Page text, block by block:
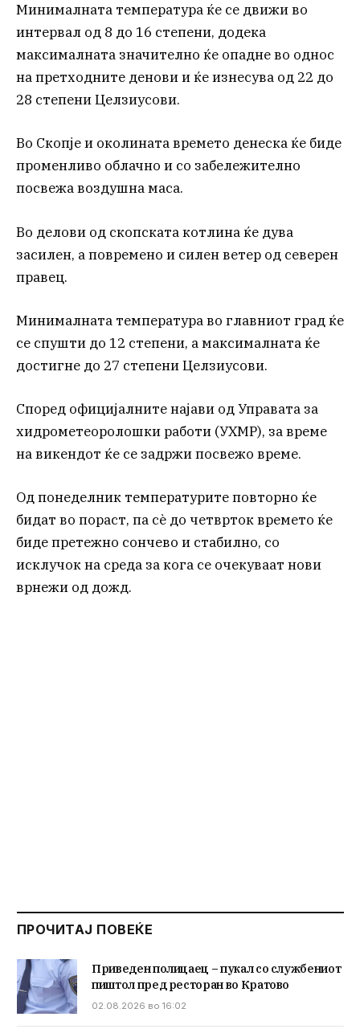
Минималната температура ќе се движи во
интервал од 8 до 16 степени, додека
максималната значително ќе опадне во однос
на претходните денови и ќе изнесува од 22 до
28 степени Целзиусови.
Во Скопје и околината времето денеска ќе биде
променливо облачно и со забележително
посвежа воздушна маса.
Во делови од скопската котлина ќе дува
засилен, а повремено и силен ветер од северен
правец.
Минималната температура во главниот град ќе
се спушти до 12 степени, а максималната ќе
достигне до 27 степени Целзиусови.
Според официјалните најави од Управата за
хидрометеоролошки работи (УХМР), за време
на викендот ќе се задржи посвежо време.
Од понеделник температурите повторно ќе
бидат во пораст, па сè до четврток времето ќе
биде претежно сончево и стабилно, со
исклучок на среда за кога се очекуваат нови
врнежи од дожд.
ПРОЧИТАЈ ПОВЕЌЕ
Приведен полицаец – пукал со службениот
пиштол пред ресторан во Кратово
02.08.2026 во 16:02